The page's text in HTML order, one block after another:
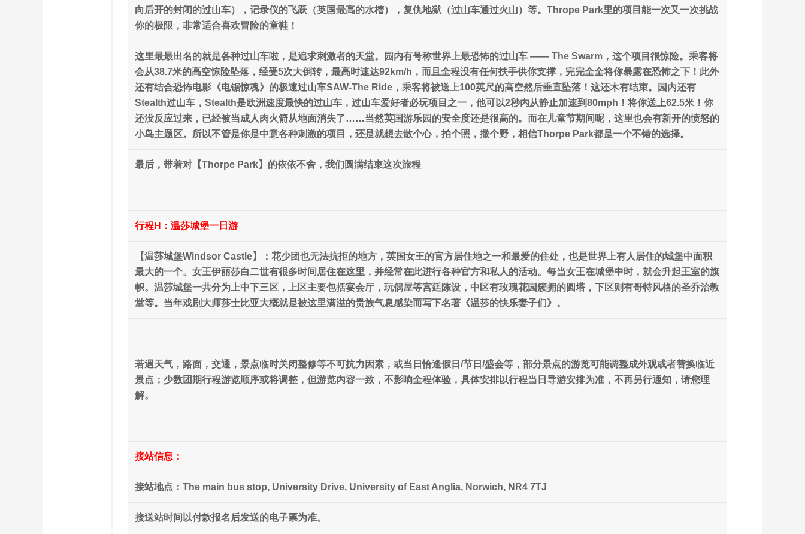
向后开的封闭的过山车），记录仪的飞跃（英国最高的水槽），复仇地狱（过山车通过火山）等。Thrope Park里的项目能一次又一次挑战
你的极限，非常适合喜欢冒险的童鞋！
这里最最出名的就是各种过山车啦，是追求刺激者的天堂。园内有号称世界上最恐怖的过山车 —— The Swarm，这个项目很惊险。乘客将
会从38.7米的高空惊险坠落，经受5次大倒转，最高时速达92km/h，而且全程没有任何扶手供你支撑，完完全全将你暴露在恐怖之下！此外
还有结合恐怖电影《电锯惊魂》的极速过山车SAW-The Ride，乘客将被送上100英尺的高空然后垂直坠落！这还木有结束。园内还有
Stealth过山车，Stealth是欧洲速度最快的过山车，过山车爱好者必玩项目之一，他可以2秒内从静止加速到80mph！将你送上62.5米！你
还没反应过来，已经被当成人肉火箭从地面消失了……当然英国游乐园的安全度还是很高的。而在儿童节期间呢，这里也会有新开的愤怒的
小鸟主题区。所以不管是你是中意各种刺激的项目，还是就想去散个心，拍个照，撒个野，相信Thorpe Park都是一个不错的选择。
最后，带着对【Thorpe Park】的依依不舍，我们圆满结束这次旅程
行程H：温莎城堡一日游
【温莎城堡Windsor Castle】：花少团也无法抗拒的地方，英国女王的官方居住地之一和最爱的住处，也是世界上有人居住的城堡中面积
最大的一个。女王伊丽莎白二世有很多时间居住在这里，并经常在此进行各种官方和私人的活动。每当女王在城堡中时，就会升起王室的旗
帜。温莎城堡一共分为上中下三区，上区主要包括宴会厅，玩偶屋等宫廷陈设，中区有玫瑰花园簇拥的圆塔，下区则有哥特风格的圣乔治教
堂等。当年戏剧大师莎士比亚大概就是被这里满溢的贵族气息感染而写下名著《温莎的快乐妻子们》。
若遇天气，路面，交通，景点临时关闭整修等不可抗力因素，或当日恰逢假日/节日/盛会等，部分景点的游览可能调整成外观或者替换临近
景点；少数团期行程游览顺序或将调整，但游览内容一致，不影响全程体验，具体安排以行程当日导游安排为准，不再另行通知，请您理
解。
接站信息：
接站地点：The main bus stop, University Drive, University of East Anglia, Norwich, NR4 7TJ
接送站时间以付款报名后发送的电子票为准。